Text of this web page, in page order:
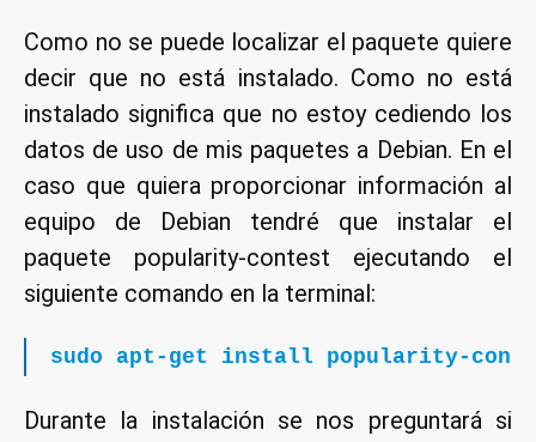
Como no se puede localizar el paquete quiere
decir que no está instalado. Como no está
instalado significa que no estoy cediendo los
datos de uso de mis paquetes a Debian. En el
caso que quiera proporcionar información al
equipo de Debian tendré que instalar el
paquete popularity-contest ejecutando el
siguiente comando en la terminal:
sudo apt-get install popularity-
Durante la instalación se nos preguntará si